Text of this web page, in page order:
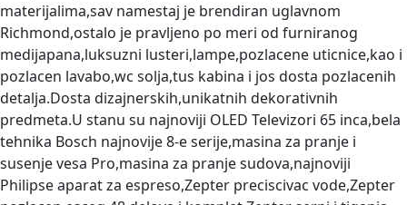
materijalima,sav namestaj je brendiran uglavnom
Richmond,ostalo je pravljeno po meri od furniranog
medijapana,luksuzni lusteri,lampe,pozlacene uticnice,kao i
pozlacen lavabo,wc solja,tus kabina i jos dosta pozlacenih
detalja.Dosta dizajnerskih,unikatnih dekorativnih
predmeta.U stanu su najnoviji OLED Televizori 65 inca,bela
tehnika Bosch najnovije 8-e serije,masina za pranje i
susenje vesa Pro,masina za pranje sudova,najnoviji
Philipse aparat za espreso,Zepter preciscivac vode,Zepter